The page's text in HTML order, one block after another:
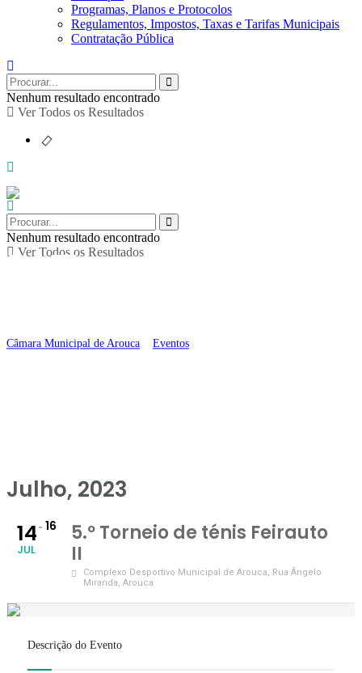
Programas, Planos e Protocolos
Regulamentos, Impostos, Taxas e Tarifas Municipais
Contratação Pública
Nenhum resultado encontrado
Ver Todos os Resultados
Nenhum resultado encontrado
Ver Todos os Resultados
5.º Torneio de ténis
Câmara Municipal de Arouca Eventos
Julho, 2023
14
JUL
16
5.º Torneio de ténis Feirauto
II
Complexo Desportivo Municipal de Arouca, Rua Ângelo
Miranda, Arouca
Descrição do Evento